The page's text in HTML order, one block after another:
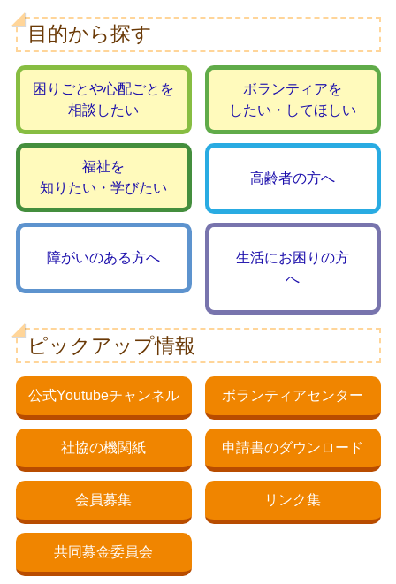
目的から探す
困りごとや心配ごとを
相談したい
ボランティアを
したい・してほしい
福祉を
知りたい・学びたい
高齢者の方へ
障がいのある方へ
生活にお困りの方
へ
ピックアップ情報
公式Youtubeチャンネル ボランティアセンター
社協の機関紙 申請書のダウンロード
会員募集 リンク集
共同募金委員会